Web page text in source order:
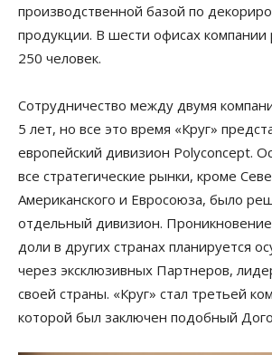
производственной базой по
продукции. В шести офисах
250 человек.
Сотрудничество между двумя
5 лет, но все это время «Круг»
европейский дивизион Polyconcept.
все стратегические рынки, кроме
Американского и Евросоюза, было
отдельный дивизион.
доли в других странах планируется
через эксклюзивных Партнеров,
своей страны. «Круг» стал третьей
которой был заключен подобный